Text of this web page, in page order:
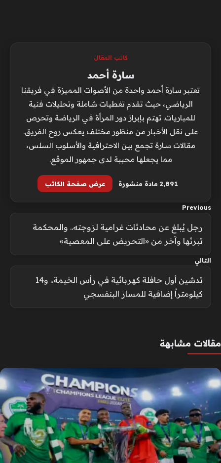
كاتب المقال
سارة أحمد
تعتبر سارة أحمد واحدة من الأصوات المميزة في فريقنا
الرياضي، حيث تقدم تغطيات شاملة وتحليلات فنية
للمباريات. تهتم بإبراز دور المرأة في الرياضة وتحرص
على نقل الأخبار من منظور مختلف يعكس روح الفريق.
مقالات سارة تجمع بين الاحترافية والأسلوب السلس،
مما يجعلها محببة لدى جمهور الموقع.
2٬891 مادة منشورة عرض صفحة الكاتب
Previous
رجل يُبلغ عن محادثات غرامية لزوجته.. والمحكمة
تبرئها وآخر من «التحريض على المعصية»
التالي
تدشين أول حافلة كهربائية في رأس الخيمة.. و14
كيلومتراً إضافية للمسار البنفسجي
مقالات مشابهة